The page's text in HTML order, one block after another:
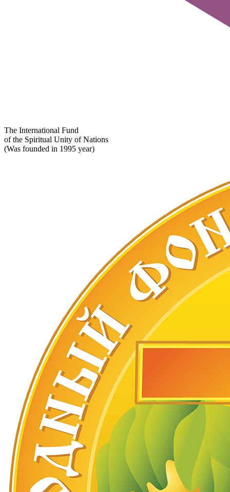
The International Fund
of the Spiritual Unity of Nations
(Was founded in 1995 year)